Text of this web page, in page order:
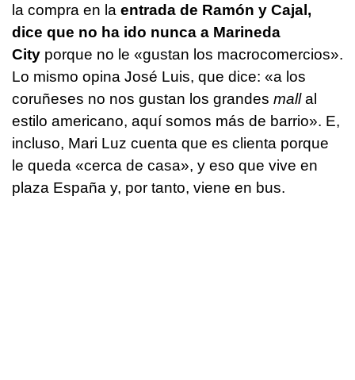
la compra en la entrada de Ramón y Cajal,
dice que no ha ido nunca a Marineda
City porque no le «gustan los macrocomercios».
Lo mismo opina José Luis, que dice: «a los
coruñeses no nos gustan los grandes mallal
estilo americano, aquí somos más de barrio». E,
incluso, Mari Luz cuenta que es clienta porque
le queda «cerca de casa», y eso que vive en
plaza España y, por tanto, viene en bus.